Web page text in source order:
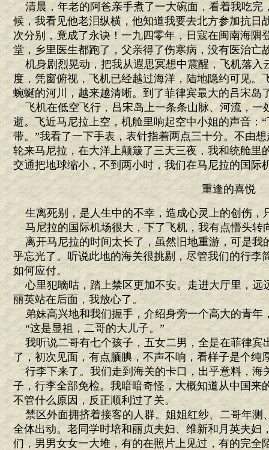
清晨，年老的阿爸亲手煮了一大碗面，看着我吃完
候，我看见他老泪纵横，他知道我要去北方参加抗日
次分别，竟成了永诀！一九四零年，日寇在闽南海隅
堂，乡里医生都跑了，父亲得了伤寒病，没有医治
机身剧烈晃动，把我从遐思冥想中震醒，飞机落入
度，凭窗俯视，飞机已经越过海洋，陆地隐约可见。
蜿蜒的河川，越来越清晰。到了菲律宾最大的吕宋岛
飞机在低空飞行，吕宋岛上一条条山脉、河流，一
逝。飞近马尼拉上空，机舱里响起空中小姐的声音：
带。”我看了一下手表，表针指着两点三十分。不由
轮来马尼拉，在大洋上颠簸了三天三夜，我和统舱里
交通把地球缩小，不到两小时，我们在马尼拉的国际
重逢的喜悦
生离死别，是人生中的不幸，造成心灵上的创伤，
马尼拉的国际机场很大，下了飞机，我有点懵头转
离开马尼拉的时间太长了，虽然旧地重游，可是我
乎忘光了。听说此地的海关很挑剔，尽管我们的行李
如何应付。
心里犯嘀咕，踏上禁区更加不安。走进大厅里，远
丽英站在后面，我放心了。
弟妹高兴地和我们握手，介绍身旁一个高大的青年
“这是显祖，二哥的大儿子。”
我听说二哥有七个孩子，五女二男，全是在菲律宾
了，初次见面，有点腼腆，不声不响，看样子是个纯
行李下来了。我们走到海关的卡口，出乎意料，海
子，行李全部免检。我暗暗奇怪，大概知道从中国
不管什么原因，反正顺利过了关。
禁区外面拥挤着接客的人群。姐姐红纱、二哥年测
全体出动。老同学时培和丽贞夫妇、维新和月英夫妇
们，男男女女一大堆，有的在照片上见过，有的完全